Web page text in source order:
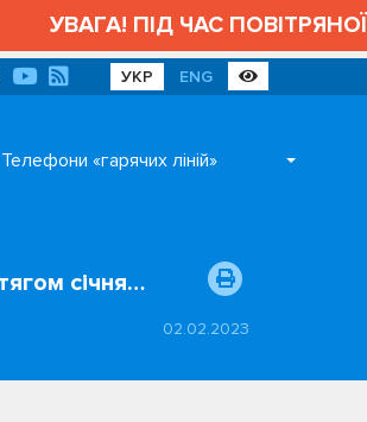
УВАГА! ПІД ЧАС
УКР ENG
Телефони «гарячих ліній»
січня…
02.02.2023